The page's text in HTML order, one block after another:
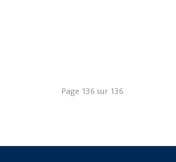
Page 136 sur 136